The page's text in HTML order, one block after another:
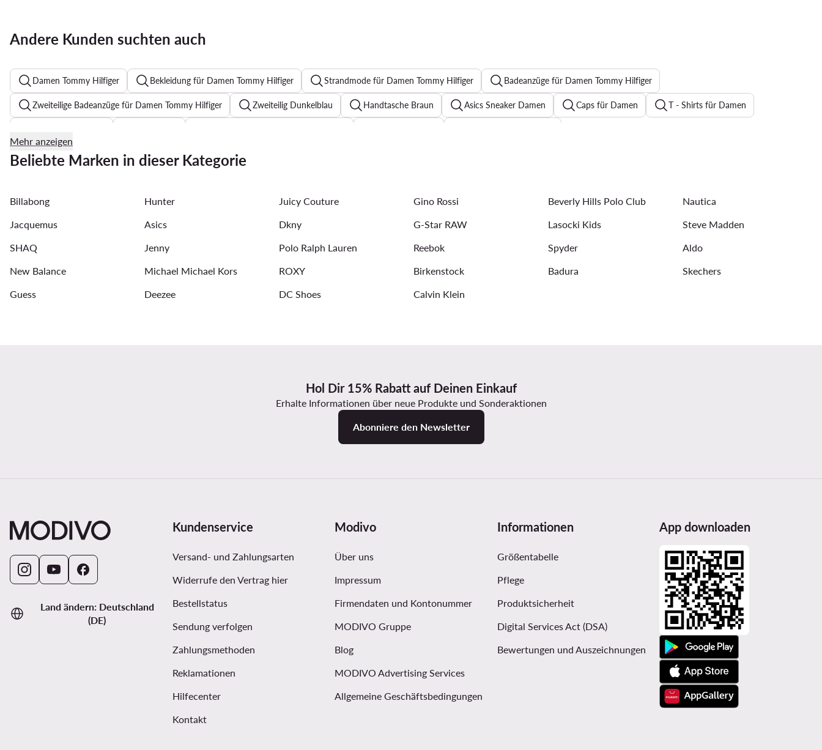
Andere Kunden suchten auch
Damen Tommy Hilfiger Bekleidung für Damen Tommy Hilfiger Strandmode für Damen Tommy Hilfiger Badeanzüge für Damen Tommy Hilfiger
Zweiteilige Badeanzüge für Damen Tommy Hilfiger Zweiteilig Dunkelblau Handtasche Braun Asics Sneaker Damen Caps für Damen T - Shirts für Damen
Pumps Schwarz Zehentrenner für Damen
Armbänder für Damen Ohrringe für Damen Sonnenbrillen für Damen Guess Schuhe Damen
Mehr anzeigen
Beliebte Marken in dieser Kategorie
Billabong Hunter Juicy Couture Gino Rossi Beverly Hills Polo Club
Nautica
Jacquemus
Asics Dkny G-Star RAW Lasocki Kids
Steve Madden
SHAQ
Jenny Polo Ralph Lauren Reebok Spyder
Aldo
New Balance
Michael Michael Kors ROXY Birkenstock Badura
Skechers
Guess
Deezee DC Shoes Calvin Klein
Hol Dir 15% Rabatt auf Deinen Einkauf
Erhalte Informationen über neue Produkte und Sonderaktionen
Abonniere den Newsletter
Land ändern: Deutschland
(DE)
Kundenservice
Versand- und Zahlungsarten
Widerrufe den Vertrag hier
Bestellstatus
Sendung verfolgen
Zahlungsmethoden
Reklamationen
Hilfecenter
Kontakt
Modivo
Über uns
Impressum
Firmendaten und Kontonummer
MODIVO Gruppe
Blog
MODIVO Advertising Services
Allgemeine Geschäftsbedingungen
Informationen
Größentabelle
Pflege
Produktsicherheit
Digital Services Act (DSA)
Bewertungen und Auszeichnungen
App downloaden